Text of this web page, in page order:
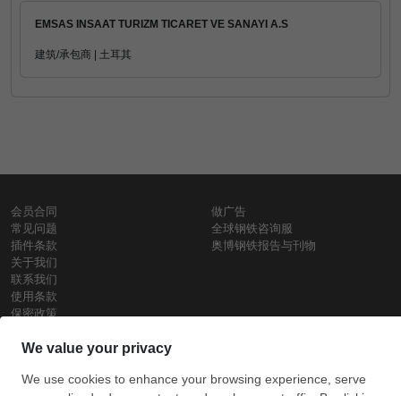
EMSAS INSAAT TURIZM TICARET VE SANAYI A.S
建筑/承包商 | 土耳其
会员合同
常见问题
插件条款
关于我们
联系我们
使用条款
保密政策
做广告
全球钢铁咨询服
奥博钢铁报告与刊物
铁价格
每日废钢价格